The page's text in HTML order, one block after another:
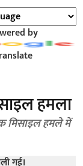
by
हमला
मिसाइल हमले में